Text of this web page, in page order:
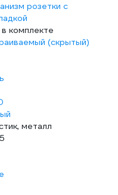
розетки с
комплекте
(скрытый)
металл